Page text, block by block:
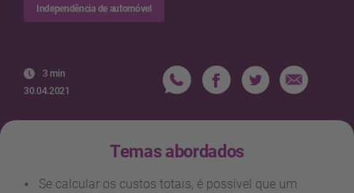
Independência de automóvel
3 min
30.04.2021
Temas abordados
Se calcular os custos totais, é possível que um